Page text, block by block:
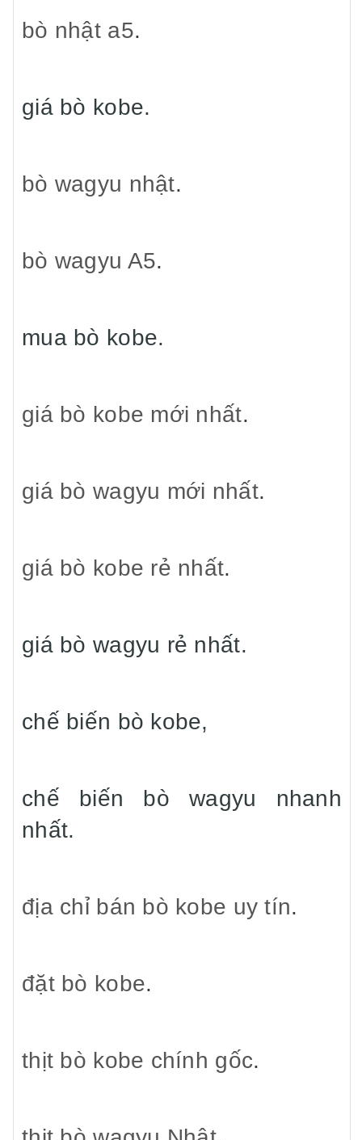
bò nhật a5.
giá bò kobe.
bò wagyu nhật.
bò wagyu A5.
mua bò kobe.
giá bò kobe mới nhất.
giá bò wagyu mới nhất.
giá bò kobe rẻ nhất.
giá bò wagyu rẻ nhất.
chế biến bò kobe,
chế biến bò wagyu nhanh
nhất.
địa chỉ bán bò kobe uy tín.
đặt bò kobe.
thịt bò kobe chính gốc.